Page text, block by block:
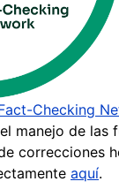
Checking
manejo de las
correcciones
aquí.